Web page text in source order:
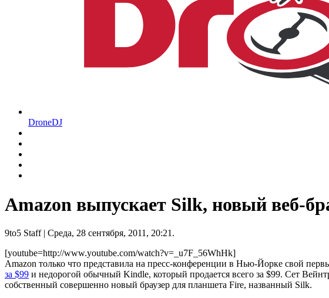
DroneDJ
Amazon выпускает Silk, новый веб-
9to5 Staff| Среда, 28 сентября, 2011, 20:21.
[youtube=http://www.youtube.com/watch?v=_u7F_56WhHk]
Amazon только что представила на пресс-конференции в Нью-Йорке свой
за $99 и недорогой обычный Kindle, который продается всего за $99. Сет
собственный совершенно новый браузер для планшета Fire, названный Silk.